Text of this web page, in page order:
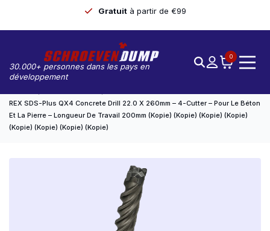
Gratuit à partir de €99
30.000+ personnes dans les pays en
développement
0
REX SDS-Plus QX4 Concrete Drill 22.0 X 260mm – 4-Cutter – Pour Le Béton
Et La Pierre – Longueur De Travail 200mm (kopie) (kopie) (kopie) (kopie)
(kopie) (kopie) (kopie) (kopie)